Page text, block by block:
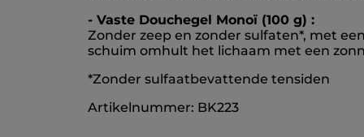
- Vaste Douchegel Monoï (100 g) :
Zonder zeep en zonder sulfaten*, met
schuim omhult het lichaam met een
*Zonder sulfaatbevattende tensiden
Artikelnummer: BK223